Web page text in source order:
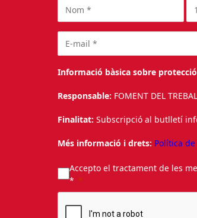
Informació bàsica sobre
Responsable: FOMENT DEL
Finalitat: Subscripció al butlletí
Més informació i drets: Política
Accepto el tractament de les
*